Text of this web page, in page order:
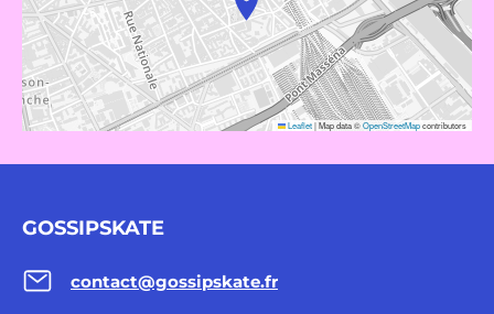
Leaflet|Map data ©OpenStreetMapcontributors
GOSSIPSKATE
contact@gossipskate.fr